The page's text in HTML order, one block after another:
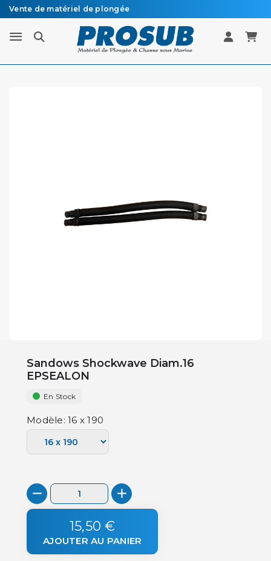
Vente de matériel de plongée
Livraison sous 48h à 72h en colissimo recommandé
Sandows Shockwave Diam.16
EPSEALON
En Stock
Modèle: 16 x 190
15,50 €
AJOUTER AU PANIER